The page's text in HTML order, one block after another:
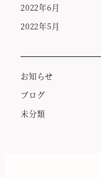
2022年6月
2022年5月
お知らせ
ブログ
未分類